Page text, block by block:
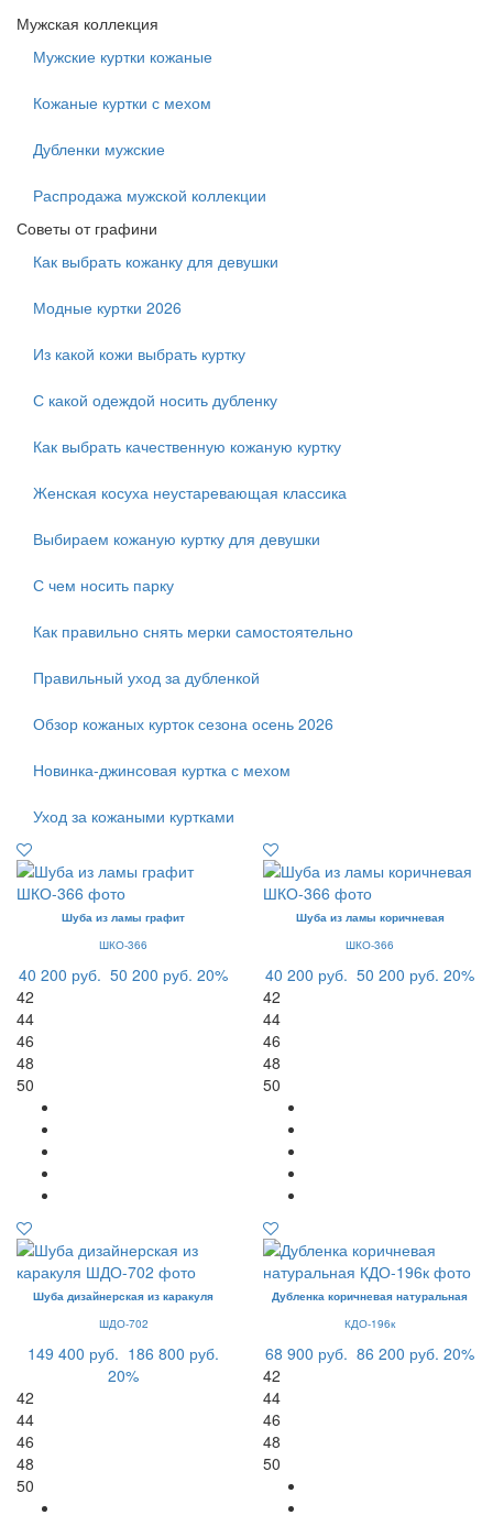
Мужская коллекция
Мужские куртки кожаные
Кожаные куртки с мехом
Дубленки мужские
Распродажа мужской коллекции
Советы от графини
Как выбрать кожанку для девушки
Модные куртки 2026
Из какой кожи выбрать куртку
С какой одеждой носить дубленку
Как выбрать качественную кожаную куртку
Женская косуха неустаревающая классика
Выбираем кожаную куртку для девушки
С чем носить парку
Как правильно снять мерки самостоятельно
Правильный уход за дубленкой
Обзор кожаных курток сезона осень 2026
Новинка-джинсовая куртка с мехом
Уход за кожаными куртками
Шуба из ламы графит
ШКО-366
40 200 руб. 50 200 руб. 20%
42
44
46
48
50
Шуба из ламы коричневая
ШКО-366
40 200 руб. 50 200 руб. 20%
42
44
46
48
50
Шуба дизайнерская из каракуля
ШДО-702
149 400 руб. 186 800 руб.
20%
42
44
46
48
50
Дубленка коричневая натуральная
КДО-196к
68 900 руб. 86 200 руб. 20%
42
44
46
48
50